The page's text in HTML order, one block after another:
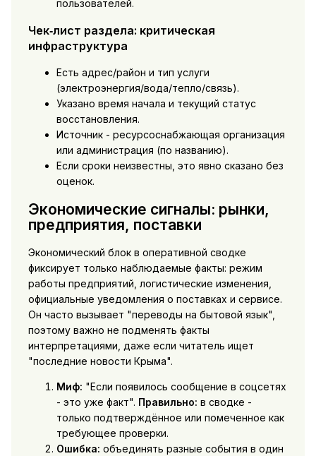
пользователей.
Чек‑лист раздела: критическая
инфраструктура
Есть адрес/район и тип услуги
(электроэнергия/вода/тепло/связь).
Указано время начала и текущий статус
восстановления.
Источник - ресурсоснабжающая организация
или администрация (по названию).
Если сроки неизвестны, это явно сказано без
оценок.
Экономические сигналы: рынки,
предприятия, поставки
Экономический блок в оперативной сводке
фиксирует только наблюдаемые факты: режим
работы предприятий, логистические изменения,
официальные уведомления о поставках и сервисе.
Он часто вызывает "переводы на бытовой язык",
поэтому важно не подменять факты
интерпретациями, даже если читатель ищет
"последние новости Крыма".
Миф: "Если появилось сообщение в соцсетях
- это уже факт". Правильно: в сводке -
только подтверждённое или помеченное как
требующее проверки.
Ошибка: объединять разные события в один